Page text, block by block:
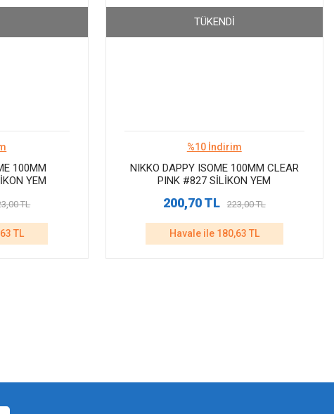
100MM
YEM
TL
TL
TÜKENDI
%10 İndirim
NIKKO DAPPY ISOME 100MM CLEAR
PINK #827 SİLİKON YEM
200,70 TL 223,00 TL
Havale ile 180,63 TL